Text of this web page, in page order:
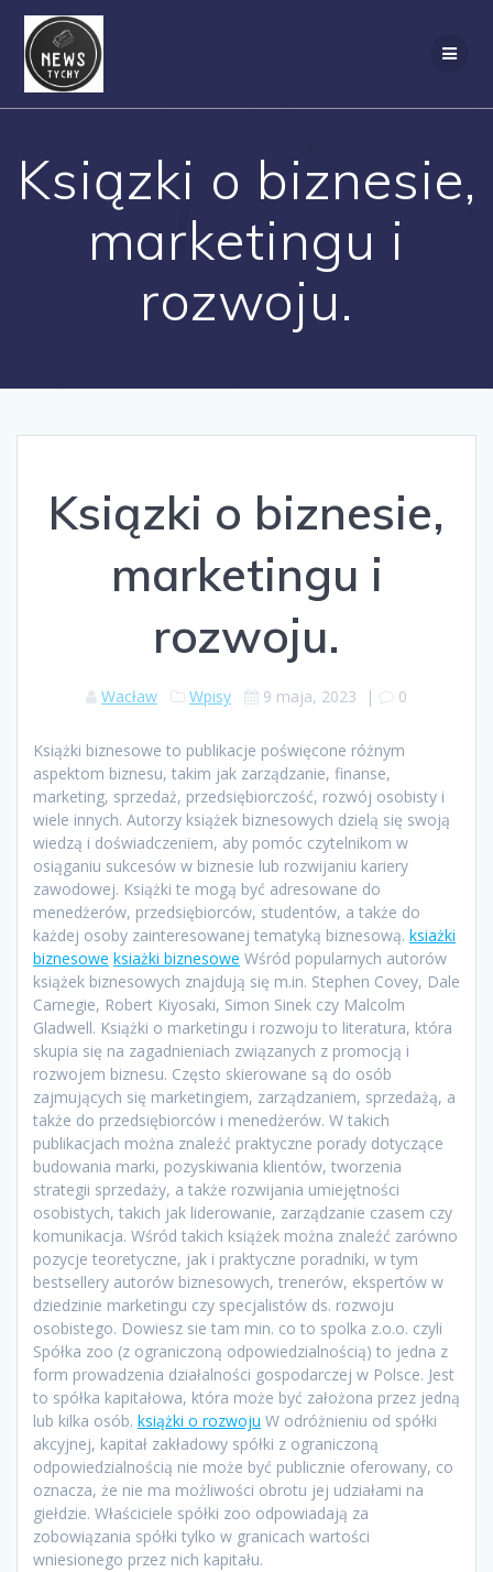
Ksiązki o biznesie,
marketingu i
rozwoju.
Ksiązki o biznesie,
marketingu i
rozwoju.
Wacław Wpisy 9 maja, 2023 | 0
Książki biznesowe to publikacje poświęcone różnym
aspektom biznesu, takim jak zarządzanie, finanse,
marketing, sprzedaż, przedsiębiorczość, rozwój osobisty i
wiele innych. Autorzy książek biznesowych dzielą się swoją
wiedzą i doświadczeniem, aby pomóc czytelnikom w
osiąganiu sukcesów w biznesie lub rozwijaniu kariery
zawodowej. Książki te mogą być adresowane do
menedżerów, przedsiębiorców, studentów, a także do
każdej osoby zainteresowanej tematyką biznesową. ksiażki
biznesowe ksiażki biznesowe Wśród popularnych autorów
książek biznesowych znajdują się m.in. Stephen Covey, Dale
Carnegie, Robert Kiyosaki, Simon Sinek czy Malcolm
Gladwell. Książki o marketingu i rozwoju to literatura, która
skupia się na zagadnieniach związanych z promocją i
rozwojem biznesu. Często skierowane są do osób
zajmujących się marketingiem, zarządzaniem, sprzedażą, a
także do przedsiębiorców i menedżerów. W takich
publikacjach można znaleźć praktyczne porady dotyczące
budowania marki, pozyskiwania klientów, tworzenia
strategii sprzedaży, a także rozwijania umiejętności
osobistych, takich jak liderowanie, zarządzanie czasem czy
komunikacja. Wśród takich książek można znaleźć zarówno
pozycje teoretyczne, jak i praktyczne poradniki, w tym
bestsellery autorów biznesowych, trenerów, ekspertów w
dziedzinie marketingu czy specjalistów ds. rozwoju
osobistego. Dowiesz sie tam min. co to spolka z.o.o. czyli
Spółka zoo (z ograniczoną odpowiedzialnością) to jedna z
form prowadzenia działalności gospodarczej w Polsce. Jest
to spółka kapitałowa, która może być założona przez jedną
lub kilka osób. książki o rozwoju W odróżnieniu od spółki
akcyjnej, kapitał zakładowy spółki z ograniczoną
odpowiedzialnością nie może być publicznie oferowany, co
oznacza, że nie ma możliwości obrotu jej udziałami na
giełdzie. Właściciele spółki zoo odpowiadają za
zobowiązania spółki tylko w granicach wartości
wniesionego przez nich kapitału.